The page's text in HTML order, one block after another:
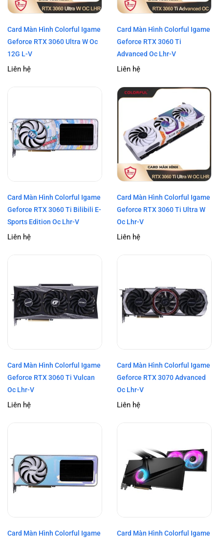
Card Màn Hình Colorful Igame
Geforce RTX 3060 Ultra W Oc
12G L-V
Liên hệ
Card Màn Hình Colorful Igame
Geforce RTX 3060 Ti
Advanced Oc Lhr-V
Liên hệ
Card Màn Hình Colorful Igame
Geforce RTX 3060 Ti Bilibili E-
Sports Edition Oc Lhr-V
Liên hệ
Card Màn Hình Colorful Igame
Geforce RTX 3060 Ti Ultra W
Oc Lhr-V
Liên hệ
Card Màn Hình Colorful Igame
Geforce RTX 3060 Ti Vulcan
Oc Lhr-V
Liên hệ
Card Màn Hình Colorful Igame
Geforce RTX 3070 Advanced
Oc Lhr-V
Liên hệ
Card Màn Hình Colorful Igame Card Màn Hình Colorful Igame